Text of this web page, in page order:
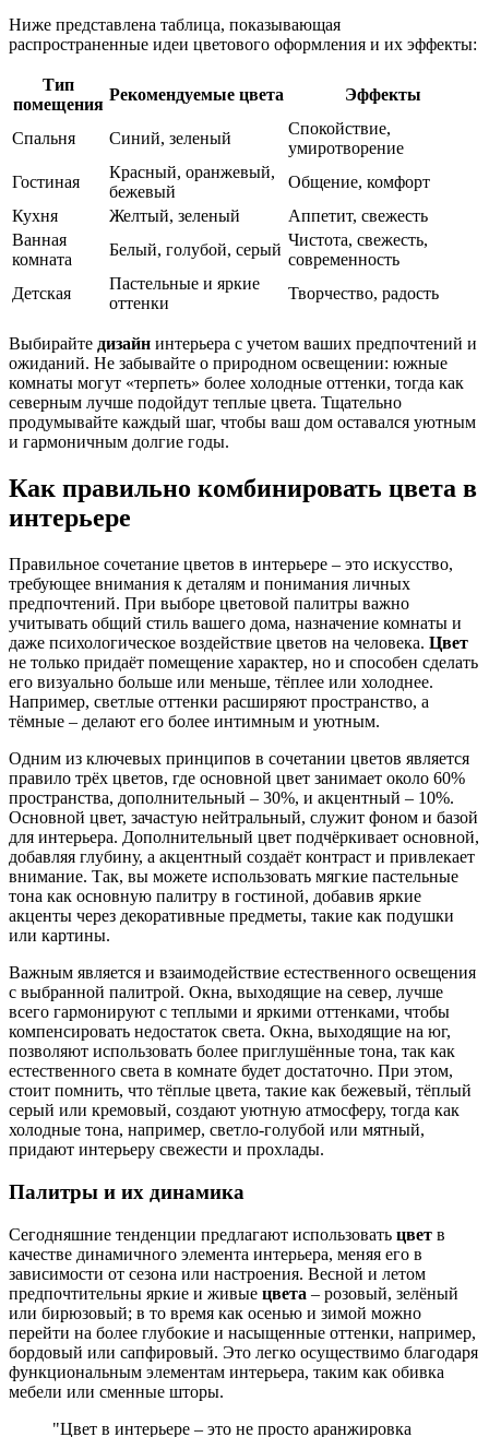
Ниже представлена таблица, показывающая
распространенные идеи цветового оформления и их эффекты:
Тип
помещения
Рекомендуемые цвета Эффекты
Спальня Синий, зеленый
Спокойствие,
умиротворение
Гостиная
Красный, оранжевый,
бежевый
Общение, комфорт
Кухня
Желтый, зеленый
Аппетит, свежесть
Ванная
комната
Белый, голубой, серый
Чистота, свежесть,
современность
Детская
Пастельные и яркие
оттенки
Творчество, радость
Выбирайте дизайн интерьера с учетом ваших предпочтений и
ожиданий. Не забывайте о природном освещении: южные
комнаты могут «терпеть» более холодные оттенки, тогда как
северным лучше подойдут теплые цвета. Тщательно
продумывайте каждый шаг, чтобы ваш дом оставался уютным
и гармоничным долгие годы.
Как правильно комбинировать цвета в
интерьере
Правильное сочетание цветов в интерьере – это искусство,
требующее внимания к деталям и понимания личных
предпочтений. При выборе цветовой палитры важно
учитывать общий стиль вашего дома, назначение комнаты и
даже психологическое воздействие цветов на человека. Цвет
не только придаёт помещение характер, но и способен сделать
его визуально больше или меньше, тёплее или холоднее.
Например, светлые оттенки расширяют пространство, а
тёмные – делают его более интимным и уютным.
Одним из ключевых принципов в сочетании цветов является
правило трёх цветов, где основной цвет занимает около 60%
пространства, дополнительный – 30%, и акцентный – 10%.
Основной цвет, зачастую нейтральный, служит фоном и базой
для интерьера. Дополнительный цвет подчёркивает основной,
добавляя глубину, а акцентный создаёт контраст и привлекает
внимание. Так, вы можете использовать мягкие пастельные
тона как основную палитру в гостиной, добавив яркие
акценты через декоративные предметы, такие как подушки
или картины.
Важным является и взаимодействие естественного освещения
с выбранной палитрой. Окна, выходящие на север, лучше
всего гармонируют с теплыми и яркими оттенками, чтобы
компенсировать недостаток света. Окна, выходящие на юг,
позволяют использовать более приглушённые тона, так как
естественного света в комнате будет достаточно. При этом,
стоит помнить, что тёплые цвета, такие как бежевый, тёплый
серый или кремовый, создают уютную атмосферу, тогда как
холодные тона, например, светло-голубой или мятный,
придают интерьеру свежести и прохлады.
Палитры и их динамика
Сегодняшние тенденции предлагают использовать цвет в
качестве динамичного элемента интерьера, меняя его в
зависимости от сезона или настроения. Весной и летом
предпочтительны яркие и живые цвета – розовый, зелёный
или бирюзовый; в то время как осенью и зимой можно
перейти на более глубокие и насыщенные оттенки, например,
бордовый или сапфировый. Это легко осуществимо благодаря
функциональным элементам интерьера, таким как обивка
мебели или сменные шторы.
"Цвет в интерьере – это не просто аранжировка